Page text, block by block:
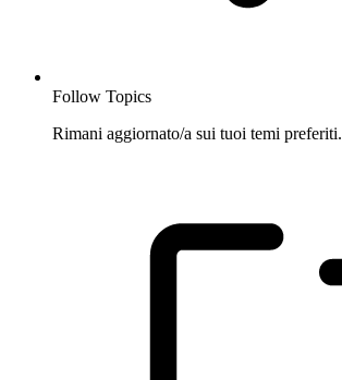
Follow Topics
Rimani aggiornato/a sui tuoi temi preferiti.